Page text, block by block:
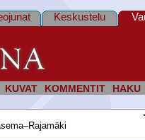
KUVAT KOMMENTIT HAKU
Keskustelu